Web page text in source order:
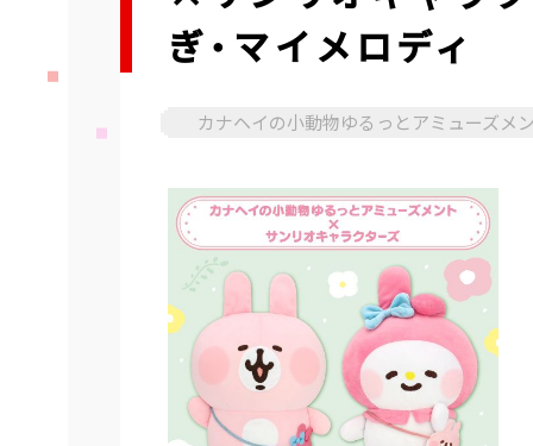
ぎ・マイメロディ
カナヘイの小動物ゆるっとアミューズメ